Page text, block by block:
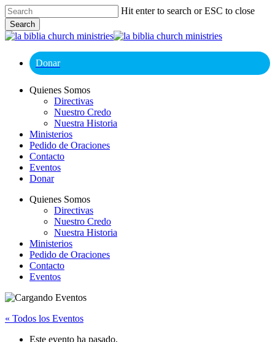
Skip
to
main
content
Hit enter to search or ESC to close
Search
Close
Donar
Menu
Quienes Somos
Directivas
Nuestro Credo
Nuestra Historia
Ministerios
Pedido de Oraciones
Contacto
Eventos
Donar
Quienes Somos
Directivas
Nuestro Credo
Nuestra Historia
Ministerios
Pedido de Oraciones
Contacto
Eventos
« Todos los Eventos
Este evento ha pasado.